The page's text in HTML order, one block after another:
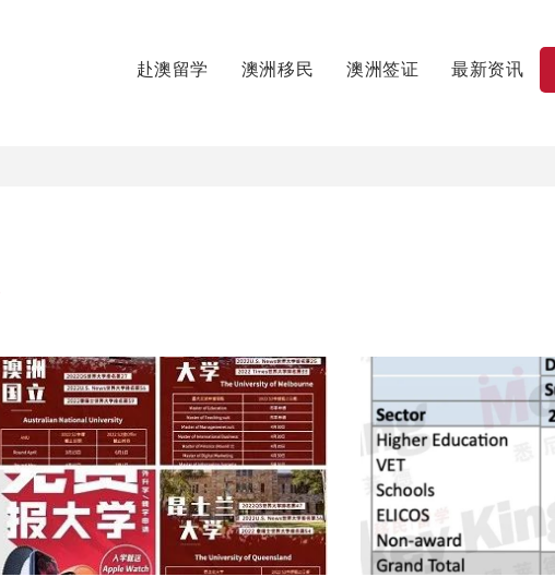
赴澳留学 澳洲移民 澳洲签证 最新资讯